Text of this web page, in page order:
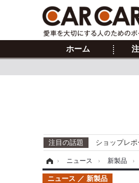
ホーム
注目の話題 ショップレポ
› ニュース › 新製品 ›
ニュース 新製品